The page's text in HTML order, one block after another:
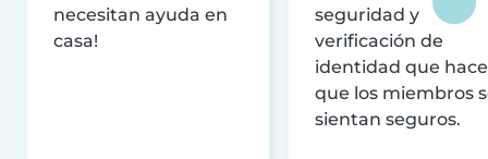
necesitan ayuda en
casa!
seguridad y
verificación de
identidad que
que los miembros
sientan seguros.